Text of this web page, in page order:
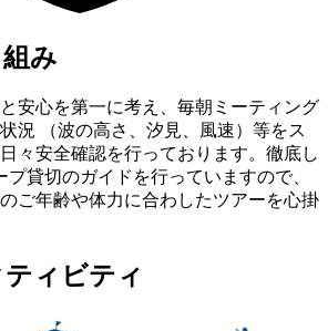
み
安心を第一に考え、毎朝ミーティング
況 （波の高さ、汐見、風速）等をス
々安全確認を行っております。徹底し
プ貸切のガイドを行っていますので、
ご年齢や体力に合わしたツアーを心掛
ィビティ